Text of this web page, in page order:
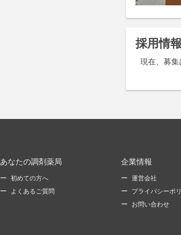
採用情報
現在、募集
あなたの調剤薬局
初めての方へ
よくあるご質問
企業情報
運営会社
プライバシーポ
お問い合わせ